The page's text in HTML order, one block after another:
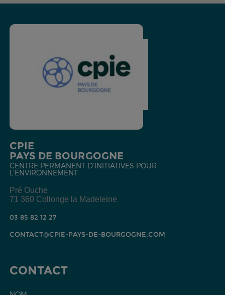
CPIE
PAYS DE BOURGOGNE
CENTRE PERMANENT D'INITIATIVES POUR
L'ENVIRONNEMENT
Pré Ouche
71 360 Collonge la Madeleine
03 85 82 12 27
CONTACT@CPIE-PAYS-DE-BOURGOGNE.COM
CONTACT